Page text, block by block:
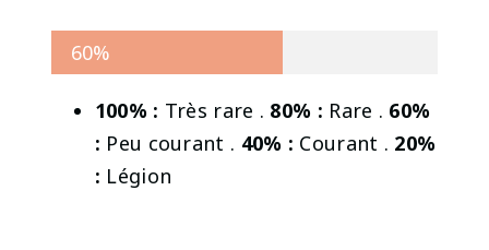
60%
100% : Très rare . 80% : Rare . 60%
: Peu courant . 40% : Courant . 20%
: Légion